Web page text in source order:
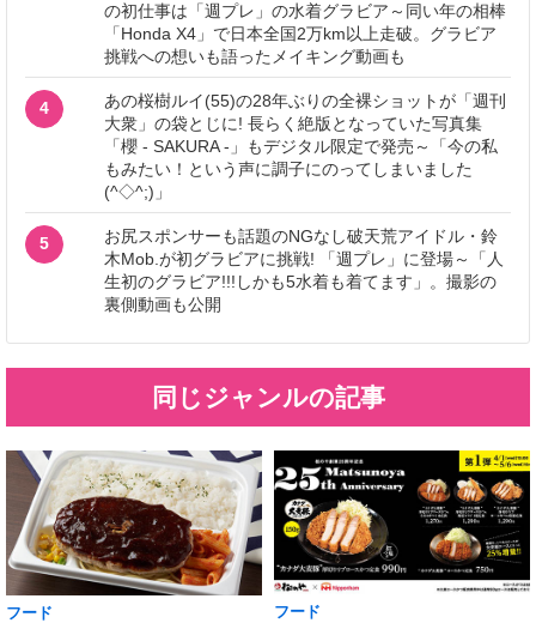
の初仕事は「週プレ」の水着グラビア～同い年の相棒
「Honda X4」で日本全国2万km以上走破。グラビア
挑戦への想いも語ったメイキング動画も
4
あの桜樹ルイ(55)の28年ぶりの全裸ショットが「週刊
大衆」の袋とじに! 長らく絶版となっていた写真集
「櫻 - SAKURA -」もデジタル限定で発売～「今の私
もみたい！という声に調子にのってしまいました
(^◇^;)」
5
お尻スポンサーも話題のNGなし破天荒アイドル・鈴
木Mob.が初グラビアに挑戦! 「週プレ」に登場～「人
生初のグラビア!!!しかも5水着も着てます」。撮影の
裏側動画も公開
同じジャンルの記事
フード フード